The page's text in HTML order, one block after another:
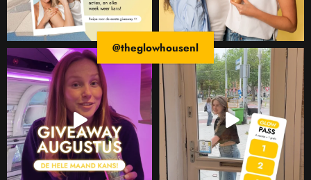
@theglowhousenl